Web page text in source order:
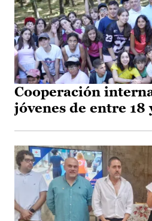
Cooperación
jóvenes de entre 18